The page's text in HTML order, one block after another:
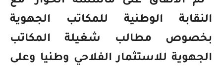
النقابة الوطنية للمكاتب الجهوية
بخصوص مطالب شغيلة المكاتب
الجهوية للاستثمار الفلاحي وطنيا وعلى